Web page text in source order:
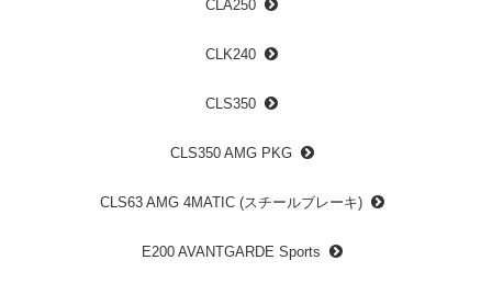
CLA250
CLK240
CLS350
CLS350 AMG PKG
CLS63 AMG 4MATIC (スチールブレーキ)
E200 AVANTGARDE Sports